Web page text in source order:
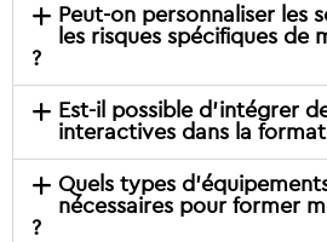
Peut-on personnaliser les
les risques spécifiques de
?
Est-il possible d’intégrer
interactives dans la
Quels types
nécessaires pour former
?